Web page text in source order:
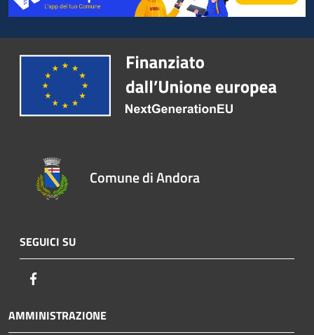
Comune di Andora
SEGUICI SU
AMMINISTRAZIONE